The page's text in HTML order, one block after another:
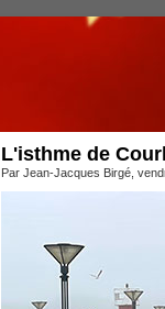
L'isthme de
Par Jean-Jacques Birgé,